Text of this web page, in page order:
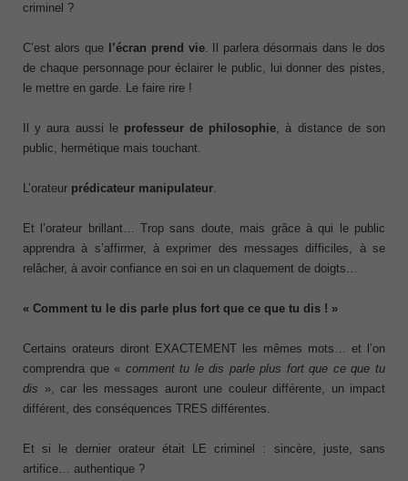
criminel ?
C’est alors que l’écran prend vie. Il parlera désormais dans le dos
de chaque personnage pour éclairer le public, lui donner des pistes,
le mettre en garde. Le faire rire !
Il y aura aussi le professeur de philosophie, à distance de son
public, hermétique mais touchant.
L’orateur prédicateur manipulateur.
Et l’orateur brillant… Trop sans doute, mais grâce à qui le public
apprendra à s’affirmer, à exprimer des messages difficiles, à se
relâcher, à avoir confiance en soi en un claquement de doigts…
« Comment tu le dis parle plus fort que ce que tu dis ! »
Certains orateurs diront EXACTEMENT les mêmes mots… et l’on
comprendra que « comment tu le dis parle plus fort que ce que tu
dis », car les messages auront une couleur différente, un impact
différent, des conséquences TRES différentes.
Et si le dernier orateur était LE criminel : sincère, juste, sans
artifice… authentique ?